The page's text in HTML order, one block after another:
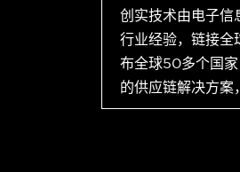
创实技术由电子信
行业经验，链接全
布全球50多个国
的供应链解决方案